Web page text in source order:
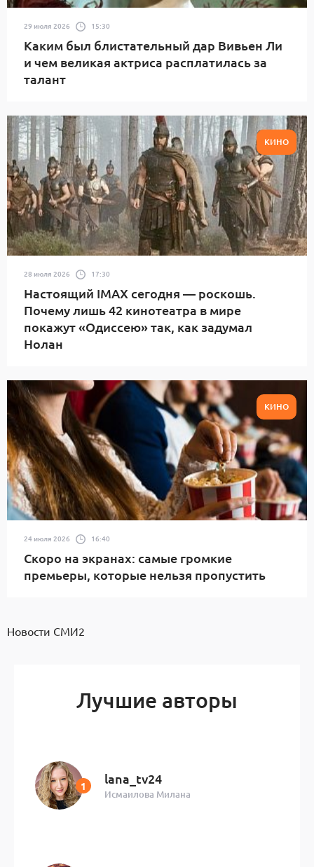
29 июля 2026 15:30
Каким был блистательный дар Вивьен Ли
и чем великая актриса расплатилась за
талант
КИНО
28 июля 2026 17:30
Настоящий IMAX сегодня — роскошь.
Почему лишь 42 кинотеатра в мире
покажут «Одиссею» так, как задумал
Нолан
КИНО
24 июля 2026 16:40
Скоро на экранах: самые громкие
премьеры, которые нельзя пропустить
Новости СМИ2
Лучшие авторы
lana_tv24
Исмаилова Милана